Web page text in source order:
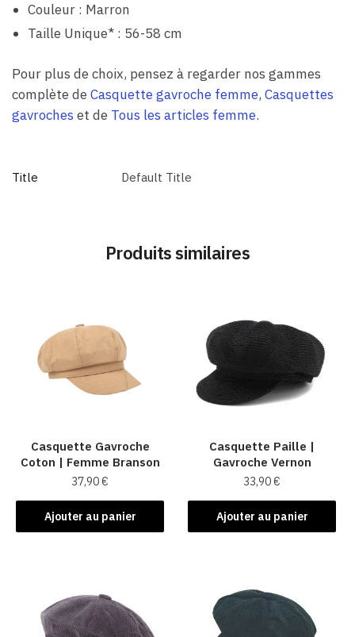
Couleur : Marron
Taille Unique* : 56-58 cm
Pour plus de choix, pensez à regarder nos gammes
complète deCasquette gavroche femme, Casquettes
gavroches et de Tous les articles femme.
Title Default Title
Produits similaires
Casquette Gavroche
Coton | Femme Branson
37,90€
Ajouter au panier
Casquette Paille |
Gavroche Vernon
33,90€
Ajouter au panier